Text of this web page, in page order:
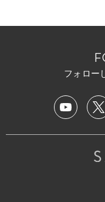
フォロー